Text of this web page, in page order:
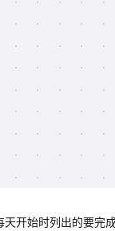
开始时列出的要完